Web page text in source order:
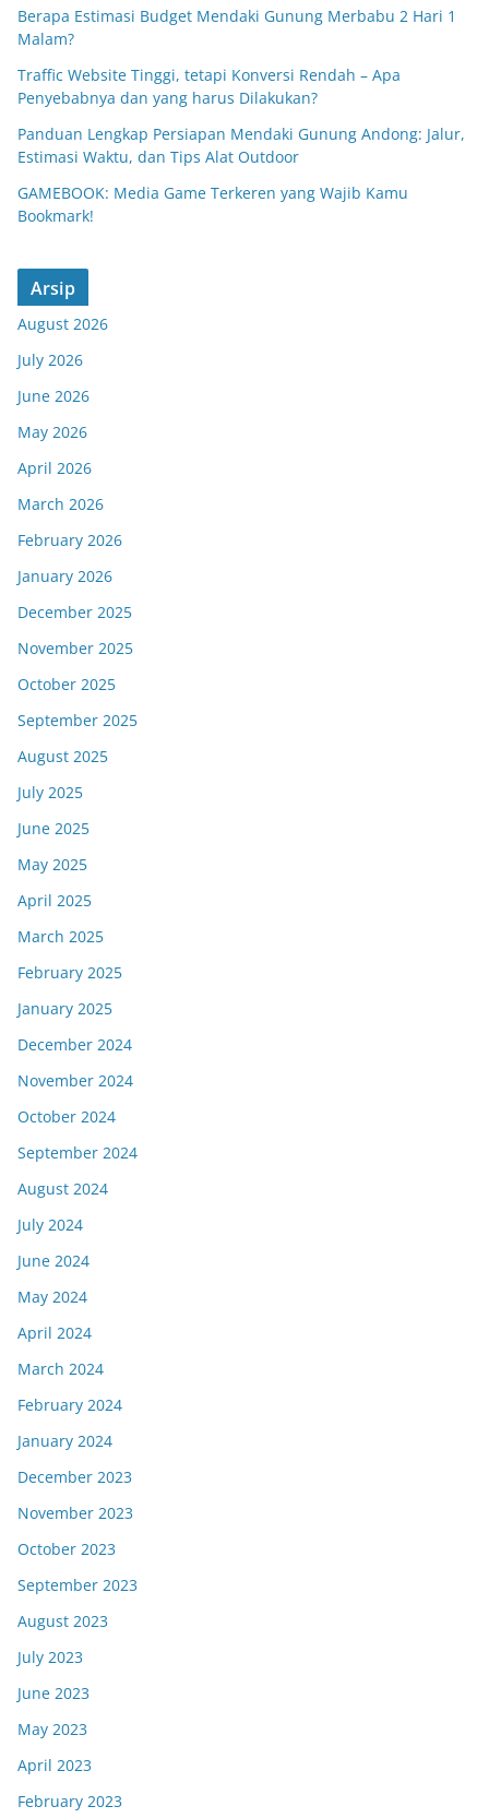
Berapa Estimasi Budget Mendaki Gunung Merbabu 2 Hari 1
Malam?
Traffic Website Tinggi, tetapi Konversi Rendah – Apa
Penyebabnya dan yang harus Dilakukan?
Panduan Lengkap Persiapan Mendaki Gunung Andong: Jalur,
Estimasi Waktu, dan Tips Alat Outdoor
GAMEBOOK: Media Game Terkeren yang Wajib Kamu
Bookmark!
Arsip
August 2026
July 2026
June 2026
May 2026
April 2026
March 2026
February 2026
January 2026
December 2025
November 2025
October 2025
September 2025
August 2025
July 2025
June 2025
May 2025
April 2025
March 2025
February 2025
January 2025
December 2024
November 2024
October 2024
September 2024
August 2024
July 2024
June 2024
May 2024
April 2024
March 2024
February 2024
January 2024
December 2023
November 2023
October 2023
September 2023
August 2023
July 2023
June 2023
May 2023
April 2023
February 2023